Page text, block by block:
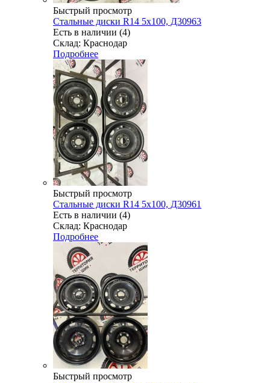
Быстрый просмотр
Стальные диски R14 5x100, Д30963
Есть в наличии (4)
Склад: Краснодар
Подробнее
Быстрый просмотр
Стальные диски R14 5x100, Д30961
Есть в наличии (4)
Склад: Краснодар
Подробнее
Быстрый просмотр